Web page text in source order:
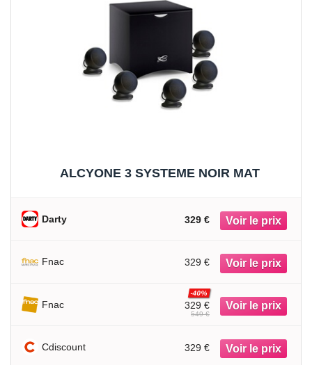
ALCYONE 3 SYSTEME NOIR MAT
Darty 329 €
Fnac 329 €
Fnac 329 €
-40%
549 €
Cdiscount 329 €